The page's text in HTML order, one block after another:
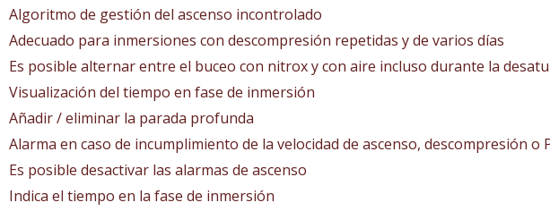
Algoritmo de gestión del ascenso incontrolado
Adecuado para inmersiones con descompresión repetidas y de varios días
Es posible alternar entre el buceo con nitrox y con aire incluso durante la
Visualización del tiempo en fase de inmersión
Añadir / eliminar la parada profunda
Alarma en caso de incumplimiento de la velocidad de ascenso, descompresión o
Es posible desactivar las alarmas de ascenso
Indica el tiempo en la fase de inmersión